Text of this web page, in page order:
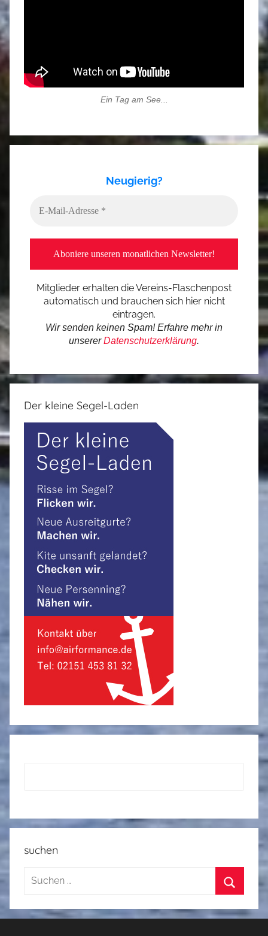
Ein Tag am See...
Neugierig?
Mitglieder erhalten die Vereins-Flaschenpost
automatisch und brauchen sich hier nicht
eintragen.
Wir senden keinen Spam! Erfahre mehr in
unsererDatenschutzerklärung.
Der kleine Segel-Laden
suchen
Suchen